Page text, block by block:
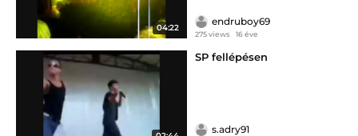
04:22
endruboy69
275 views 16 éve
SP fellépésen
s.adry91